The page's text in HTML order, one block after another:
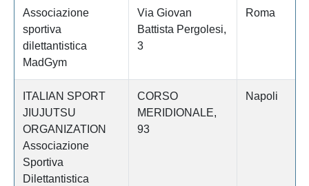
Associazione
sportiva
dilettantistica
MadGym
Via Giovan
Battista Pergolesi,
3
Roma
ITALIAN SPORT
JIUJUTSU
ORGANIZATION
Associazione
Sportiva
Dilettantistica
CORSO
MERIDIONALE,
93
Napoli